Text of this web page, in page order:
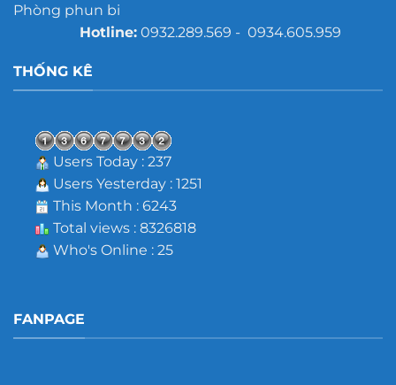
Phòng phun bi
Hotline:0932.289.569 - 0934.605.959
THỐNG KÊ
Users Today : 237
Users Yesterday : 1251
This Month : 6243
Total views : 8326818
Who's Online : 25
FANPAGE